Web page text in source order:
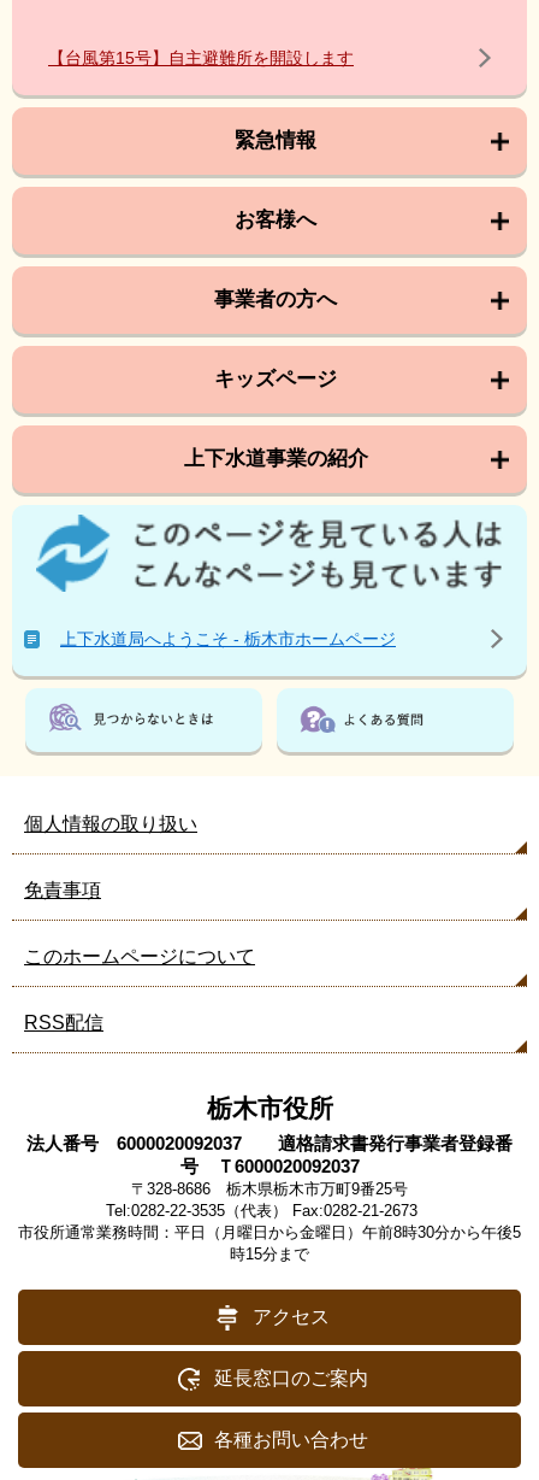
【台風第15号】自主避難所を開設します
緊急情報
お客様へ
事業者の方へ
キッズページ
上下水道事業の紹介
こ
を
見
る
こ
な
ペ
ジ
見
て
上下水道局へようこそ - 栃木市ホームページ
個人情報の取り扱い
免責事項
このホームページについて
RSS配信
栃木市役所
法人番号 6000020092037 適格請求書発行事業者登録番
号 Ｔ6000020092037
〒328-8686 栃木県栃木市万町9番25号
Tel:0282-22-3535（代表） Fax:0282-21-2673
市役所通常業務時間：平日（月曜日から金曜日）午前8時30分から午後5
時15分まで
アクセス
延長窓口のご案内
各種お問い合わせ